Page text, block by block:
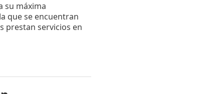
su máxima
que se encuentran
prestan servicios en